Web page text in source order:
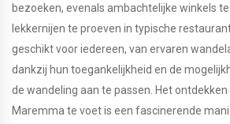
bezoeken, evenals ambachtelijke winkels
lekkernijen te proeven in typische
geschikt voor iedereen, van ervaren
dankzij hun toegankelijkheid en de
de wandeling aan te passen. Het
Maremma te voet is een fascinerende